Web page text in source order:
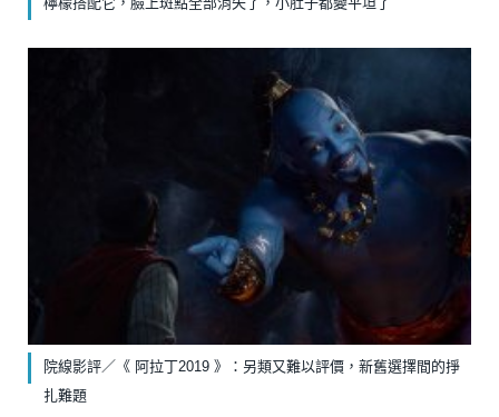
院線影評／《 阿拉丁2019 》：另類又難以評價，新舊選擇間的掙
扎難題